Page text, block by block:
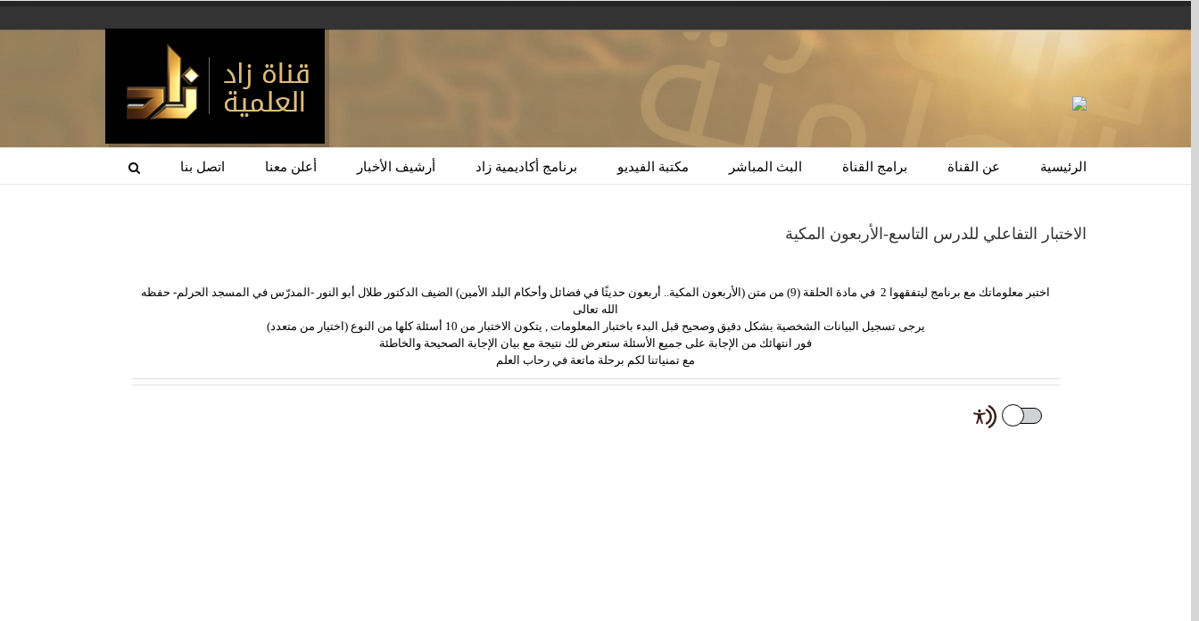
الرئيسية عن القناة برامج القناة البث المباشر مكتبة الفيديو برنامج أكاديمية زاد أرشيف الأخبار أعلن معنا اتصل بنا
الاختبار التفاعلي للدرس التاسع-الأربعون المكية
اختبر معلوماتك مع برنامج ليتفقهوا 2 في مادة الحلقة (9) من متن (الأربعون المكية.. أربعون حديثًا في فضائل وأحكام البلد الأمين) الضيف الدكتور طلال أبو النور -المدرّس في المسجد الحرلم- حفظه
الله تعالى
يرجى تسجيل البيانات الشخصية بشكل دقيق وصحيح قبل البدء باختبار المعلومات , يتكون الاختبار من 10 أسئلة كلها من النوع (اختيار من متعدد)
فور انتهائك من الإجابة على جميع الأسئلة ستعرض لك نتيجة مع بيان الإجابة الصحيحة والخاطئة
مع تمنياتنا لكم برحلة ماتعة في رحاب العلم